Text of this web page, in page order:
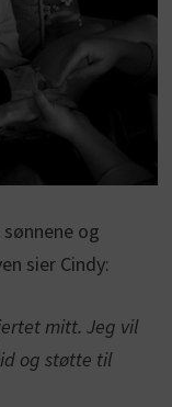
og
sier Cindy:
mitt. Jeg vil
og støtte til